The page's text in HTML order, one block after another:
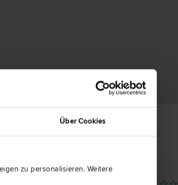
Über Cookies
zu personalisieren. Weitere